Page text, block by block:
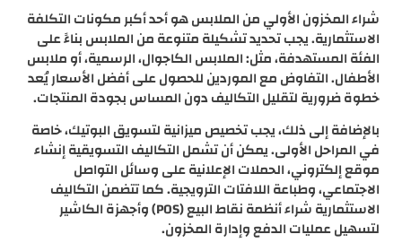
شراء المخزون الأولي من الملابس هو أحد أكبر مكونات التكلفة
الاستثمارية. يجب تحديد تشكيلة متنوعة من الملابس بناءً على
الفئة المستهدفة، مثل: الملابس الكاجوال، الرسمية، أو ملابس
الأطفال. التفاوض مع الموردين للحصول على أفضل الأسعار يُعد
خطوة ضرورية لتقليل التكاليف دون المساس بجودة المنتجات.
بالإضافة إلى ذلك، يجب تخصيص ميزانية لتسويق البوتيك، خاصة
في المراحل الأولى. يمكن أن تشمل التكاليف التسويقية إنشاء
موقع إلكتروني، الحملات الإعلانية على وسائل التواصل
الاجتماعي، وطباعة اللافتات الترويجية. كما تتضمن التكاليف
الاستثمارية شراء أنظمة نقاط البيع (POS) وأجهزة الكاشير
لتسهيل عمليات الدفع وإدارة المخزون.